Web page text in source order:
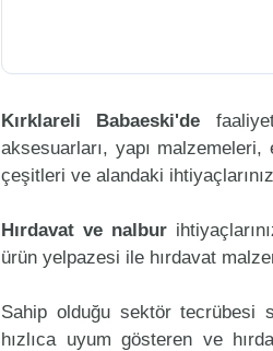
Kırklareli Babaeski'de
aksesuarları, yapı
çeşitleri ve alandaki
Hırdavat ve nalbur
ürün yelpazesi ile hırdavat
Sahip olduğu sektör tecrübesi
hızlıca uyum gösteren ve